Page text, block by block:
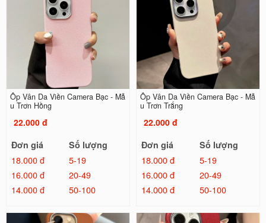
Ốp Vân Da Viền Camera Bạc - Mẫ
u Trơn Hồng
22.000 đ
Đơn giá
Số lượng
18.000 đ
5-19
16.000 đ
20-49
14.000 đ
50-100
Ốp Vân Da Viền Camera Bạc - Mẫ
u Trơn Trắng
22.000 đ
Đơn giá
Số lượng
18.000 đ
5-19
16.000 đ
20-49
14.000 đ
50-100